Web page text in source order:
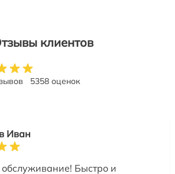
клиентов
5358 оценок
Иван
Быстро и